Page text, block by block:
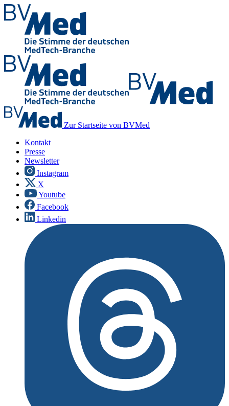
Zur Startseite von BVMed
Kontakt
Presse
Newsletter
Instagram
X
Youtube
Facebook
Linkedin